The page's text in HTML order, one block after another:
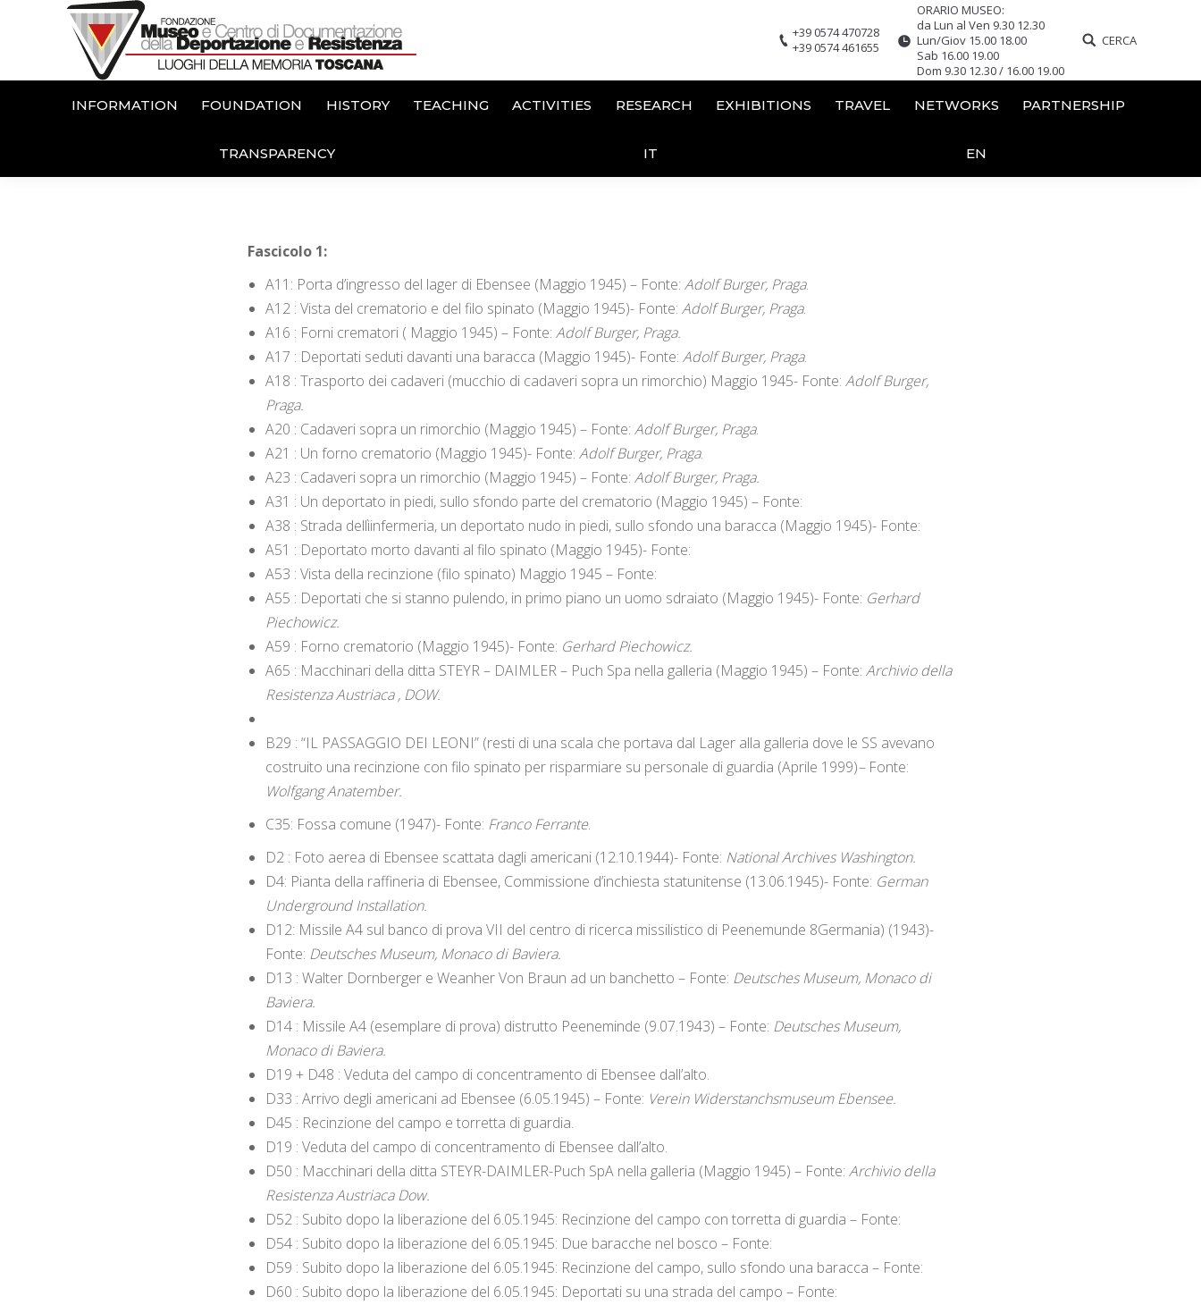
+39 0574 470728
+39 0574 461655
ORARIO MUSEO:
da Lun al Ven 9.30 12.30
Lun/Giov 15.00 18.00
Sab 16.00 19.00
Dom 9.30 12.30 / 16.00 19.00
CERCA
INFORMATION FOUNDATION HISTORY TEACHING ACTIVITIES RESEARCH EXHIBITIONS TRAVEL NETWORKS PARTNERSHIP
TRANSPARENCY IT EN
Fascicolo 1:
A11: Porta d’ingresso del lager di Ebensee (Maggio 1945) – Fonte: Adolf Burger, Praga.
A12 : Vista del crematorio e del filo spinato (Maggio 1945)- Fonte: Adolf Burger, Praga.
A16 : Forni crematori ( Maggio 1945) – Fonte: Adolf Burger, Praga.
A17 : Deportati seduti davanti una baracca (Maggio 1945)- Fonte: Adolf Burger, Praga.
A18 : Trasporto dei cadaveri (mucchio di cadaveri sopra un rimorchio) Maggio 1945- Fonte: Adolf Burger,
Praga.
A20 : Cadaveri sopra un rimorchio (Maggio 1945) – Fonte: Adolf Burger, Praga.
A21 : Un forno crematorio (Maggio 1945)- Fonte: Adolf Burger, Praga.
A23 : Cadaveri sopra un rimorchio (Maggio 1945) – Fonte: Adolf Burger, Praga.
A31 : Un deportato in piedi, sullo sfondo parte del crematorio (Maggio 1945) – Fonte:
A38 : Strada dellìinfermeria, un deportato nudo in piedi, sullo sfondo una baracca (Maggio 1945)- Fonte:
A51 : Deportato morto davanti al filo spinato (Maggio 1945)- Fonte:
A53 : Vista della recinzione (filo spinato) Maggio 1945 – Fonte:
A55 : Deportati che si stanno pulendo, in primo piano un uomo sdraiato (Maggio 1945)- Fonte: Gerhard
Piechowicz.
A59 : Forno crematorio (Maggio 1945)- Fonte: Gerhard Piechowicz.
A65 : Macchinari della ditta STEYR – DAIMLER – Puch Spa nella galleria (Maggio 1945) – Fonte: Archivio della
Resistenza Austriaca , DOW.
B29 : “IL PASSAGGIO DEI LEONI” (resti di una scala che portava dal Lager alla galleria dove le SS avevano
costruito una recinzione con filo spinato per risparmiare su personale di guardia (Aprile 1999)– Fonte:
Wolfgang Anatember.
C35: Fossa comune (1947)- Fonte: Franco Ferrante.
D2 : Foto aerea di Ebensee scattata dagli americani (12.10.1944)- Fonte: National Archives Washington.
D4: Pianta della raffineria di Ebensee, Commissione d’inchiesta statunitense (13.06.1945)- Fonte: German
Underground Installation.
D12: Missile A4 sul banco di prova VII del centro di ricerca missilistico di Peenemunde 8Germania) (1943)-
Fonte: Deutsches Museum, Monaco di Baviera.
D13 : Walter Dornberger e Weanher Von Braun ad un banchetto – Fonte: Deutsches Museum, Monaco di
Baviera.
D14 : Missile A4 (esemplare di prova) distrutto Peeneminde (9.07.1943) – Fonte: Deutsches Museum,
Monaco di Baviera.
D19 + D48 : Veduta del campo di concentramento di Ebensee dall’alto.
D33 : Arrivo degli americani ad Ebensee (6.05.1945) – Fonte: Verein Widerstanchsmuseum Ebensee.
D45 : Recinzione del campo e torretta di guardia.
D19 : Veduta del campo di concentramento di Ebensee dall’alto.
D50 : Macchinari della ditta STEYR-DAIMLER-Puch SpA nella galleria (Maggio 1945) – Fonte: Archivio della
Resistenza Austriaca Dow.
D52 : Subito dopo la liberazione del 6.05.1945: Recinzione del campo con torretta di guardia – Fonte:
D54 : Subito dopo la liberazione del 6.05.1945: Due baracche nel bosco – Fonte:
D59 : Subito dopo la liberazione del 6.05.1945: Recinzione del campo, sullo sfondo una baracca – Fonte:
D60 : Subito dopo la liberazione del 6.05.1945: Deportati su una strada del campo – Fonte: